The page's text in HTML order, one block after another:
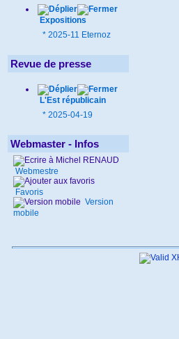
Expositions
* 2025-11 Eternoz
Revue de presse
L'Est républicain
* 2025-04-19
Webmaster - Infos
Webmestre
Favoris
Version
mobile